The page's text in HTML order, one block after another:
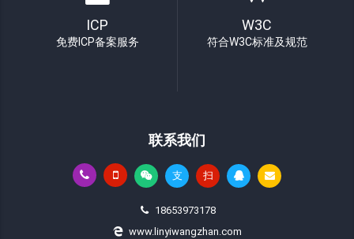
ICP
免费ICP备案服务
W3C
符合W3C标准及规范
联系我们
支 扫
18653973178
www.linyiwangzhan.com